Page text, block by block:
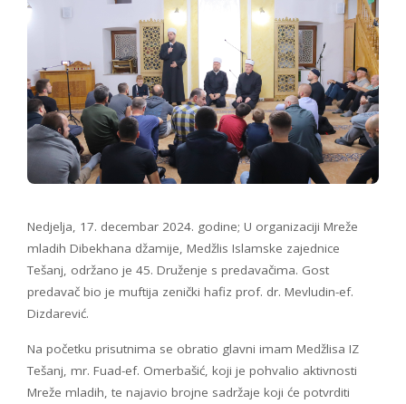
Nedjelja, 17. decembar 2024. godine; U organizaciji Mreže
mladih Dibekhana džamije, Medžlis Islamske zajednice
Tešanj, održano je 45. Druženje s predavačima. Gost
predavač bio je muftija zenički hafiz prof. dr. Mevludin-ef.
Dizdarević.
Na početku prisutnima se obratio glavni imam Medžlisa IZ
Tešanj, mr. Fuad-ef. Omerbašić, koji je pohvalio aktivnosti
Mreže mladih, te najavio brojne sadržaje koji će potvrditi